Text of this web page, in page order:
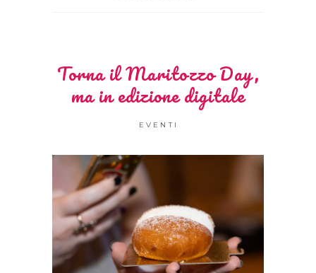
Torna il Maritozzo Day,
ma in edizione digitale
EVENTI